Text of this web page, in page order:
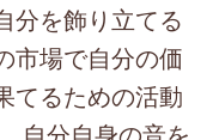
分を飾り立てる
市場で自分の価
てるための活動